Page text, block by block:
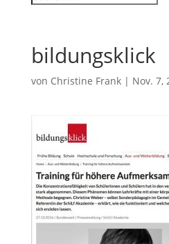
bildungsklick
von Christine Frank| Nov. 7,